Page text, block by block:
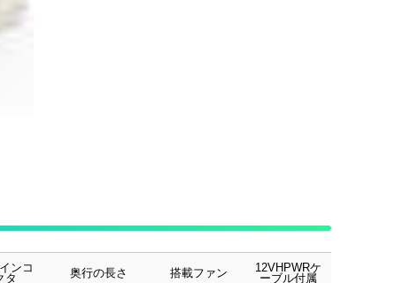
ンコ
タ
奥行の長さ 搭載ファン
12VHPWRケ
ーブル付属